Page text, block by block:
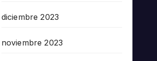
diciembre 2023
noviembre 2023